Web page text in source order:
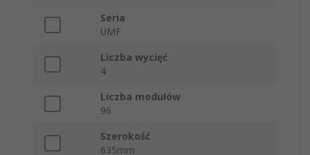
Seria
UMF
Liczba wycięć
4
Liczba modułów
96
Szerokość
635mm